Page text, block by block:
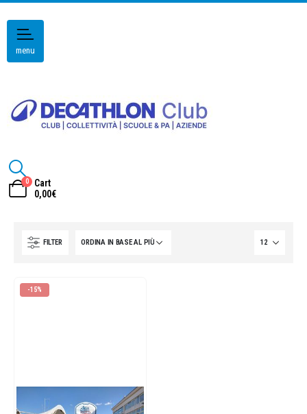
menu
0
Cart
0,00€
FILTER
-15%